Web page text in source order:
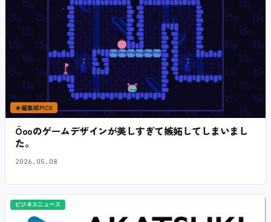
★編集部PICK
Öooのゲームデザインが美しすぎて嫉妬してしまいまし
た。
2026.05.08
ビジネスニュース